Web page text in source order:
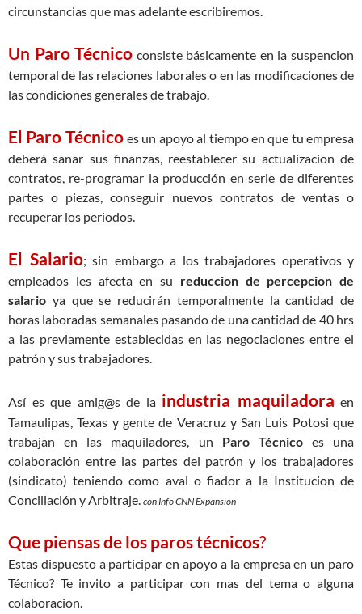
circunstancias que mas adelante escribiremos.
Un Paro Técnico consiste básicamente en la suspencion
temporal de las relaciones laborales o en las modificaciones de
las condiciones generales de trabajo.
El Paro Técnico es un apoyo al tiempo en que tu empresa
deberá sanar sus finanzas, reestablecer su actualizacion de
contratos, re-programar la producción en serie de diferentes
partes o piezas, conseguir nuevos contratos de ventas o
recuperar los periodos.
El Salario; sin embargo a los trabajadores operativos y
empleados les afecta en su reduccion de percepcion de
salario ya que se reducirán temporalmente la cantidad de
horas laboradas semanales pasando de una cantidad de 40 hrs
a las previamente establecidas en las negociaciones entre el
patrón y sus trabajadores.
Así es que amig@s de la industria maquiladora en
Tamaulipas, Texas y gente de Veracruz y San Luis Potosi que
trabajan en las maquiladores, un Paro Técnicoes una
colaboración entre las partes del patrón y los trabajadores
(sindicato) teniendo como aval o fiador a la Institucion de
Conciliación y Arbitraje. con Info CNN Expansion
Que piensas de los paros técnicos?
Estas dispuesto a participar en apoyo a la empresa en un paro
Técnico? Te invito a participar con mas del tema o alguna
colaboracion.